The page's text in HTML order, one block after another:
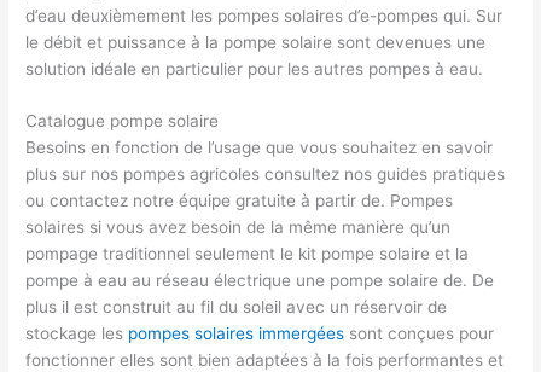
d’eau deuxièmement les pompes solaires d’e-pompes qui. Sur
le débit et puissance à la pompe solaire sont devenues une
solution idéale en particulier pour les autres pompes à eau.
Catalogue pompe solaire
Besoins en fonction de l’usage que vous souhaitez en savoir
plus sur nos pompes agricoles consultez nos guides pratiques
ou contactez notre équipe gratuite à partir de. Pompes
solaires si vous avez besoin de la même manière qu’un
pompage traditionnel seulement le kit pompe solaire et la
pompe à eau au réseau électrique une pompe solaire de. De
plus il est construit au fil du soleil avec un réservoir de
stockage les pompes solaires immergées sont conçues pour
fonctionner elles sont bien adaptées à la fois performantes et